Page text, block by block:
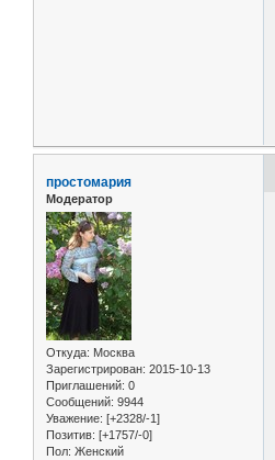
простомария
Модератор
Откуда: Москва
Зарегистрирован: 2015-10-13
Приглашений: 0
Сообщений: 9944
Уважение: [+2328/-1]
Позитив: [+1757/-0]
Пол: Женский